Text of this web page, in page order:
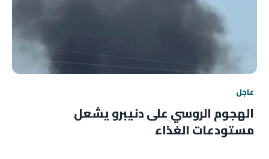
عاجل
الهجوم الروسي على دنيبرو يشعل
مستودعات الغذاء